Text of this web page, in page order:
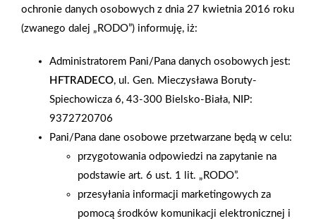
nastrój, pełen ciepła i dobrej energii. W ramach zaangażowania
społecznego Grupa PSB Handel S.A. ufundowała mikołajkowe
maskotkę – Mrówkę. Symboliczne prezenty były gestem
wsparcia i źródłem radości dla dzieci przebywających na
oddziale. Podczas wizyty miał miejsce także wyjątkowo
poruszający moment. Jeden z Pacjentów, Wiktor, zakończył
swoje leczenie onkologiczne. W obecności personelu, rodziny
oraz gości odbyła się uroczysta ceremonia – chłopiec otrzymał
pamiątkowy medal, a następnie zadzwonił w gong,
symbolizując tym samym zakończenie trudnego etapu leczenia.
Było to wydarzenie pełne emocji i nadziei, które głęboko
ochronie danych osobowych z dnia 27 kwietnia 2016 roku
(zwanego dalej „RODO”) informuję, iż:
Administratorem Pani/Pana danych osobowych jest:
HFTRADECO, ul. Gen. Mieczysława Boruty-
Spiechowicza 6, 43-300 Bielsko-Biała, NIP:
9372720706
Pani/Pana dane osobowe przetwarzane będą w celu:
przygotowania odpowiedzi na zapytanie na
podstawie art. 6 ust. 1 lit. „RODO”.
przesyłania informacji marketingowych za
pomocą środków komunikacji elektronicznej i